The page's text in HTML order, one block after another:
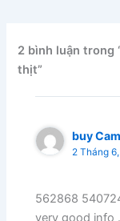
2 bình luận trong
thịt”
buy
2 Tháng
562868
very good info